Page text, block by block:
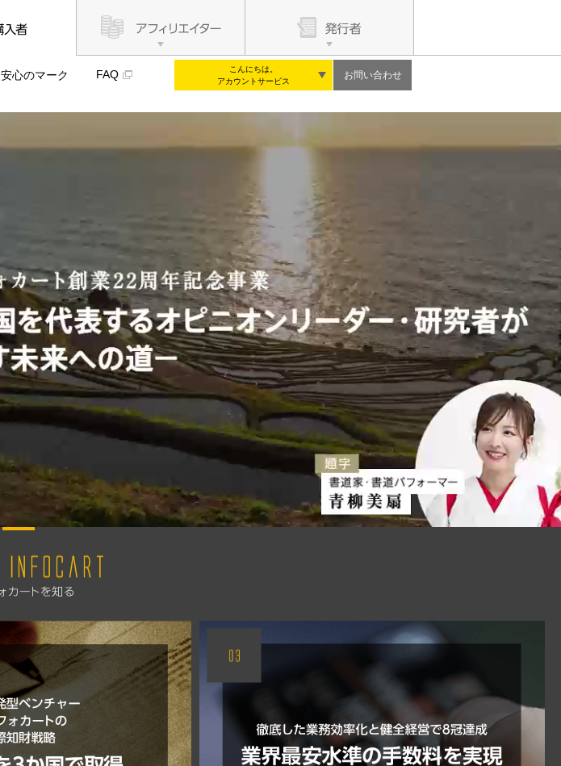
安心のマーク FAQ
こんにちは。
アカウントサービス
お問い合わせ